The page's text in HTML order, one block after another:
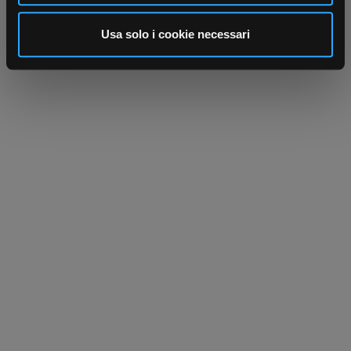
analizzare il nostro traffico. Condividiamo inoltre
informazioni sul modo in cui utilizza il nostro sito con i
nostri partner che si occupano di analisi dei dati web,
pubblicità e social media, i quali potrebbero combinarle
Usa solo i cookie necessari